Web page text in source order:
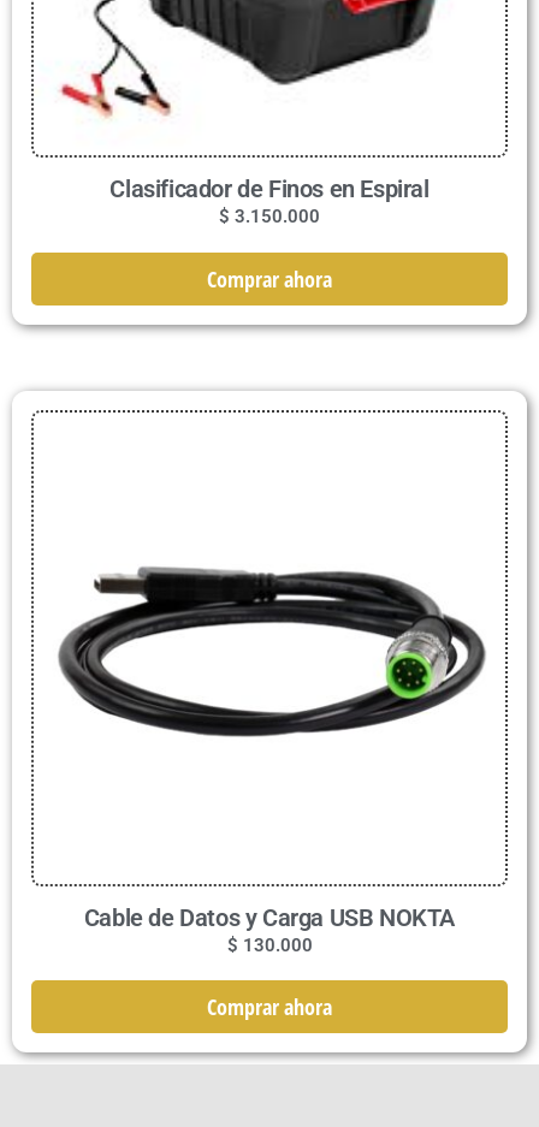
Clasificador de Finos en Espiral
$ 3.150.000
Comprar ahora
Cable de Datos y Carga USB NOKTA
$ 130.000
Comprar ahora